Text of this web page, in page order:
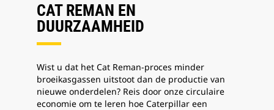
CAT REMAN EN
DUURZAAMHEID
Wist u dat het Cat Reman-proces minder
broeikasgassen uitstoot dan de productie van
nieuwe onderdelen? Reis door onze circulaire
economie om te leren hoe Caterpillar een